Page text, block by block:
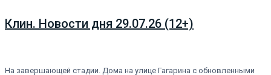
Клин. Новости дня 29.07.26 (12+)
На завершающей стадии. Дома на улице Гагарина с обновленными